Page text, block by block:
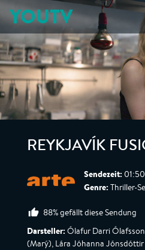
YOUTV
REYKJAVÍK
Sendezeit:
Genre: Thriller-
88% gefällt diese Sendung
Darsteller: Ólafur Darri
(Marý), Lára Jóhanna